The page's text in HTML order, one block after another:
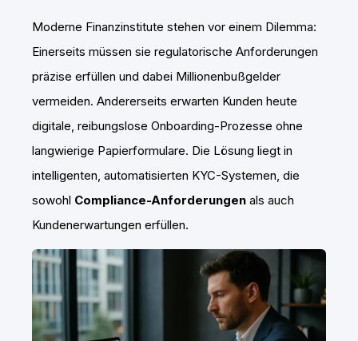
Moderne Finanzinstitute stehen vor einem Dilemma:
Einerseits müssen sie regulatorische Anforderungen
präzise erfüllen und dabei Millionenbußgelder
vermeiden. Andererseits erwarten Kunden heute
digitale, reibungslose Onboarding-Prozesse ohne
langwierige Papierformulare. Die Lösung liegt in
intelligenten, automatisierten KYC-Systemen, die
sowohl Compliance-Anforderungen als auch
Kundenerwartungen erfüllen.